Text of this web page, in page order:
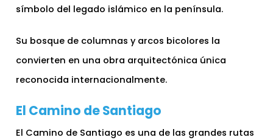
símbolo del legado islámico en la península.
Su bosque de columnas y arcos bicolores la
convierten en una obra arquitectónica única
reconocida internacionalmente.
El Camino de Santiago
El Camino de Santiago es una de las grandes rutas